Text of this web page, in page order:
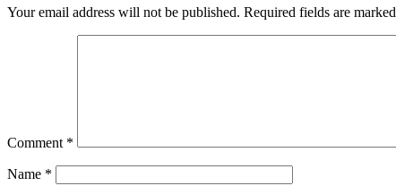
Your email address will not be published. Required fields are marked
Comment *
Name *